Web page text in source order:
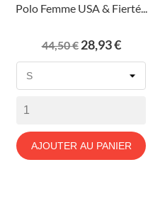
Polo Femme USA & Fierté...
Prix
de
44,50 € Prix
28,93 €
AJOUTER AU PANIER